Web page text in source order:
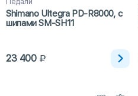
Педали
Shimano Ultegra PD-R8000, с
шипами SM-SH11
23 400